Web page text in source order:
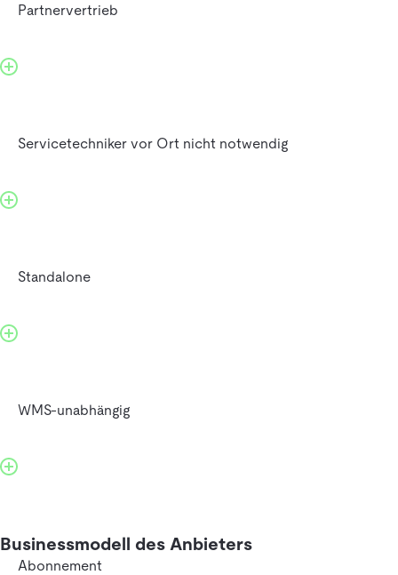
Partnervertrieb
Servicetechniker vor Ort nicht notwendig
Standalone
WMS-unabhängig
Businessmodell des Anbieters
Abonnement